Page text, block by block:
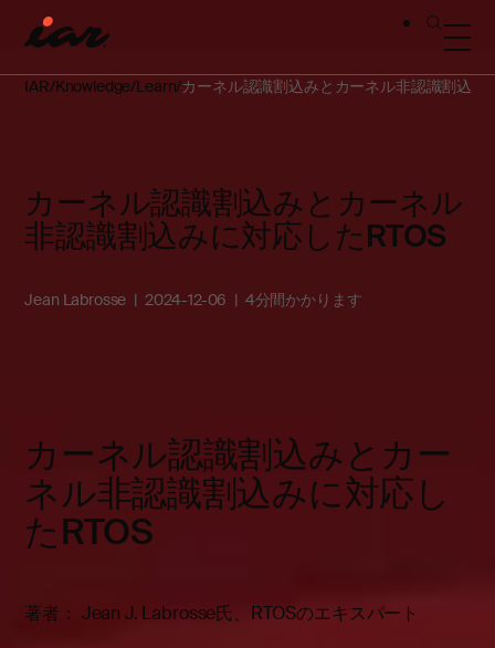
IAR Knowledge Learn カーネル認識割込みとカーネル非認識割込み
カーネル認識割込みとカーネル
非認識割込みに対応したRTOS
Jean Labrosse 2024-12-06 4分間かかります
カーネル認識割込みとカー
ネル非認識割込みに対応し
たRTOS
著者： Jean J. Labrosse氏、RTOSのエキスパート